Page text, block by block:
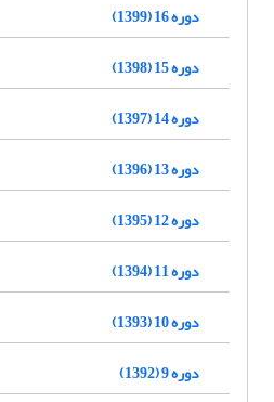
دوره 16 (1399)
دوره 15 (1398)
دوره 14 (1397)
دوره 13 (1396)
دوره 12 (1395)
دوره 11 (1394)
دوره 10 (1393)
دوره 9 (1392)